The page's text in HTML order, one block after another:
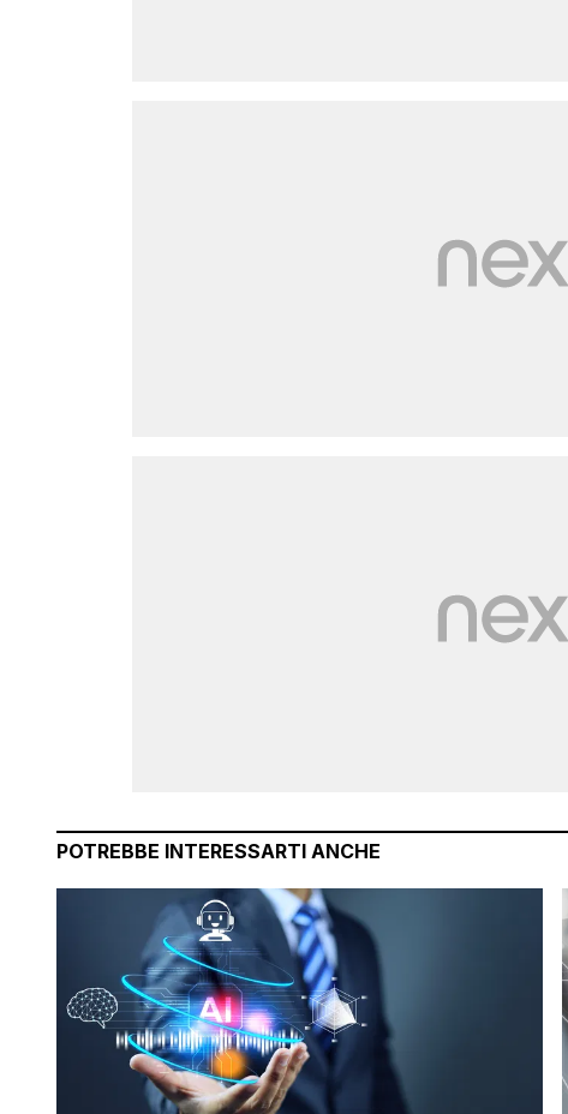
POTREBBE INTERESSARTI ANCHE